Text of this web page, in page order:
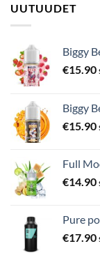
UUTUUDET
Biggy
€15.90
Biggy
€15.90
Full
€14.90
Pure
€17.90